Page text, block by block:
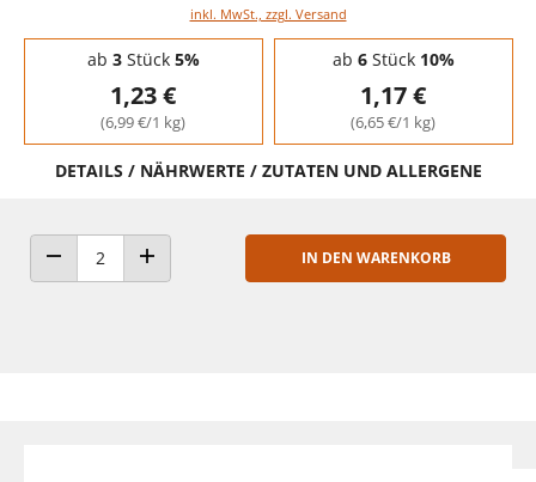
inkl. MwSt., zzgl. Versand
Staffelpreise - Mengenrabatt
ab 3Stück 5%
1,23 €
(6,99 €/1 kg)
ab 6Stück 10%
1,17 €
(6,65 €/1 kg)
DETAILS / NÄHRWERTE / ZUTATEN UND ALLERGENE
ANZAHL VERRINGERNANZAHL ERHÖHEN
IN DEN WARENKORB